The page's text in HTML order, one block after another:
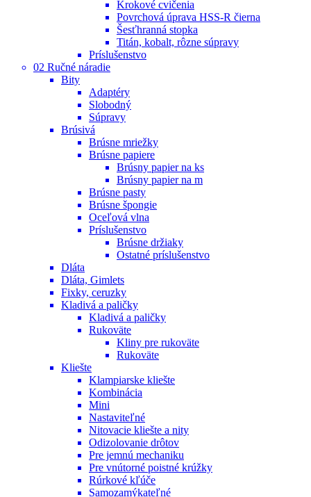
Krokové cvičenia
Povrchová úprava HSS-R čierna
Šesťhranná stopka
Titán, kobalt, rôzne súpravy
Príslušenstvo
02 Ručné náradie
Bity
Adaptéry
Slobodný
Súpravy
Brúsivá
Brúsne mriežky
Brúsne papiere
Brúsny papier na ks
Brúsny papier na m
Brúsne pasty
Brúsne špongie
Oceľová vlna
Príslušenstvo
Brúsne držiaky
Ostatné príslušenstvo
Dláta
Dláta, Gimlets
Fixky, ceruzky
Kladivá a paličky
Kladivá a paličky
Rukoväte
Kliny pre rukoväte
Rukoväte
Kliešte
Klampiarske kliešte
Kombinácia
Mini
Nastaviteľné
Nitovacie kliešte a nity
Odizolovanie drôtov
Pre jemnú mechaniku
Pre vnútorné poistné krúžky
Rúrkové kľúče
Samozamýkateľné